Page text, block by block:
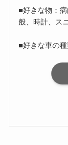
■好きな物：
般、時計、ス
■好きな車の